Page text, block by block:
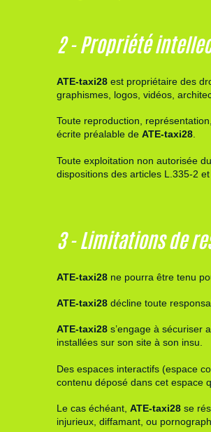
2 - Propriété
ATE-taxi28est propriétaire des
graphismes, logos, vidéos,
Toute reproduction,
écrite préalable de ATE-taxi28.
Toute exploitation non autorisée
dispositions des articles L.335-2
3 - Limitations de
ATE-taxi28ne pourra être tenu
ATE-taxi28décline toute
ATE-taxi28s’engage à sécuriser
installées sur son site à son insu.
Des espaces interactifs (espace
contenu déposé dans cet espace
Le cas échéant, ATE-taxi28se
injurieux, diffamant, ou